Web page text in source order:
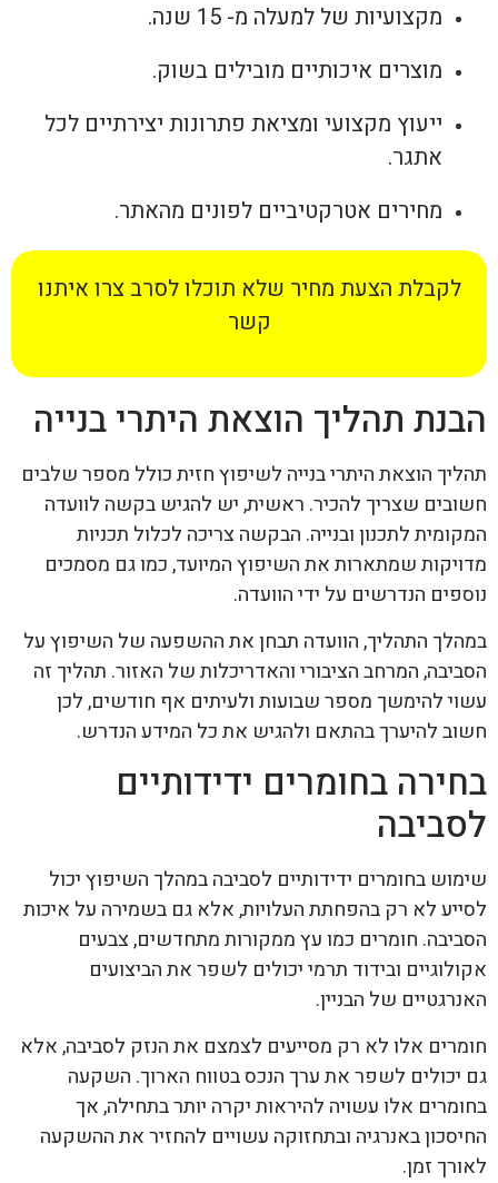
מקצועיות של למעלה מ- 15 שנה.
מוצרים איכותיים מובילים בשוק.
ייעוץ מקצועי ומציאת פתרונות יצירתיים לכל
אתגר.
מחירים אטרקטיביים לפונים מהאתר.
לקבלת הצעת מחיר שלא תוכלו לסרב צרו איתנו
קשר
הבנת תהליך הוצאת היתרי בנייה
תהליך הוצאת היתרי בנייה לשיפוץ חזית כולל מספר שלבים
חשובים שצריך להכיר. ראשית, יש להגיש בקשה לוועדה
המקומית לתכנון ובנייה. הבקשה צריכה לכלול תכניות
מדויקות שמתארות את השיפוץ המיועד, כמו גם מסמכים
נוספים הנדרשים על ידי הוועדה.
במהלך התהליך, הוועדה תבחן את ההשפעה של השיפוץ על
הסביבה, המרחב הציבורי והאדריכלות של האזור. תהליך זה
עשוי להימשך מספר שבועות ולעיתים אף חודשים, לכן
חשוב להיערך בהתאם ולהגיש את כל המידע הנדרש.
בחירה בחומרים ידידותיים
לסביבה
שימוש בחומרים ידידותיים לסביבה במהלך השיפוץ יכול
לסייע לא רק בהפחתת העלויות, אלא גם בשמירה על איכות
הסביבה. חומרים כמו עץ ממקורות מתחדשים, צבעים
אקולוגיים ובידוד תרמי יכולים לשפר את הביצועים
האנרגטיים של הבניין.
חומרים אלו לא רק מסייעים לצמצם את הנזק לסביבה, אלא
גם יכולים לשפר את ערך הנכס בטווח הארוך. השקעה
בחומרים אלו עשויה להיראות יקרה יותר בתחילה, אך
החיסכון באנרגיה ובתחזוקה עשויים להחזיר את ההשקעה
לאורך זמן.